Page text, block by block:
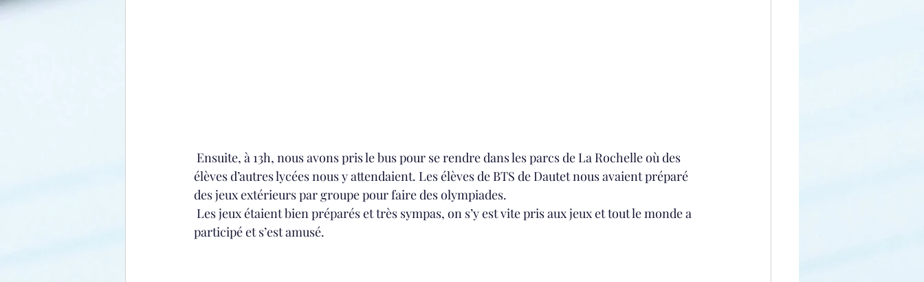
Ensuite, à 13h, nous avons pris le bus pour se rendre dans les parcs de La Rochelle où des
élèves d’autres lycées nous y attendaient. Les élèves de BTS de Dautet nous avaient préparé
des jeux extérieurs par groupe pour faire des olympiades.
Les jeux étaient bien préparés et très sympas, on s’y est vite pris aux jeux et tout le monde a
participé et s’est amusé.